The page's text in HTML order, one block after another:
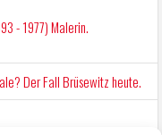
- 1977) Malerin.
Der Fall Brüsewitz heute.